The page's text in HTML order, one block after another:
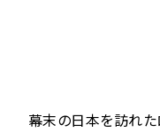
幕末の日本を訪れた